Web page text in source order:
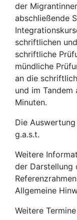
der
abschließende
schriftlichen
schriftliche
mündliche
an die
und im
Minuten.
Die
g.a.s.t.
Weitere
der Darstellung
Allgemeine
Weitere